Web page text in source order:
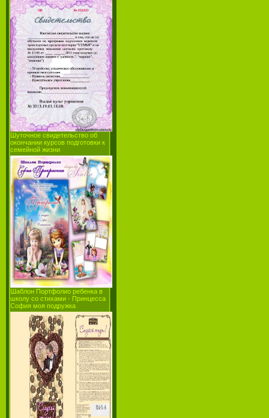
Шуточное свидетельство об
окончании курсов подготовки к
семейной жизни
Шаблон Портфолио ребенка в
школу со стихами - Принцесса
София моя подружка